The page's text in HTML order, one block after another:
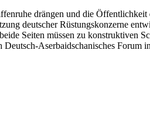
drängen und die
deutscher Rüstungskonzerne
Seiten müssen zu konstruktiven
Aserbaidschanisches Forum